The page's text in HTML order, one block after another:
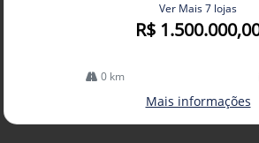
Ver Mais 7 lojas
R$
0 km
Mais informações